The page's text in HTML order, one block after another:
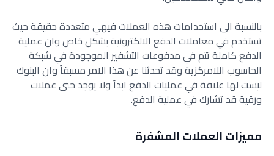
بالنسبة الى استخدامات هذه العملات فيهي متعددة حقيقة حيث
تستخدم في معاملات الدفع الالكترونية بشكل خاص وان عملية
الدفع كاملة تتم في مدفوعات التشفير الموجودة في شبكة
الحاسوب اللامركزية وقد تحدثنا عن هذا الامر مسبقاً وان البنوك
ليست لها علاقة في عمليات الدفع ابداً ولا يوجد حتى عملات
ورقية قد تشارك في عملية الدفع.
مميزات العملات المشفرة